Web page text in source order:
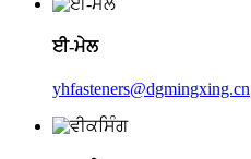
ਈ-ਮੇਲ
yhfasteners@dgmingxing.cn